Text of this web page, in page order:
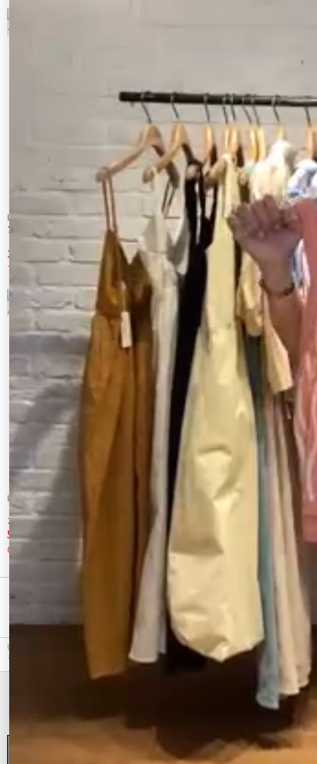
LAGUNAMOON
アシンメトリーカラーニットプルオーバー
3,960 円
70%OFF
OUTLET LIMITED ITEM
MURUA_ショートフロントロゴニット
1,980 円
70%OFF
9
LAGUNAMOON
【POLO BCSコラボ】ヘアリーウールブレ
ンドアンサンブル
5,390 円
65%OFF
10
CALNAMUR
ハートジャガードコンパクトニット
4,851 円
30%OFF
最近チェックしたアイテム
Ungrid（アングリッド）のニット、ジャカードニットキャミのアウトレット商品詳細情報。カ
ラーはピンク、ネイビーから選べます。